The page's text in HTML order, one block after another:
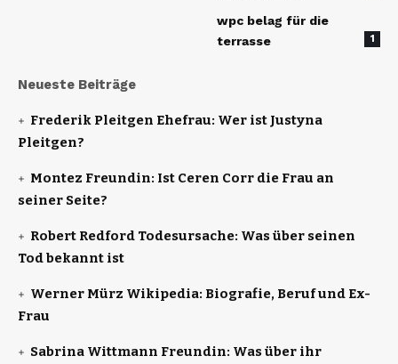
wpc belag für die
terrasse
1
Neueste Beiträge
Frederik Pleitgen Ehefrau: Wer ist Justyna
Pleitgen?
Montez Freundin: Ist Ceren Corr die Frau an
seiner Seite?
Robert Redford Todesursache: Was über seinen
Tod bekannt ist
Werner Mürz Wikipedia: Biografie, Beruf und Ex-
Frau
Sabrina Wittmann Freundin: Was über ihr